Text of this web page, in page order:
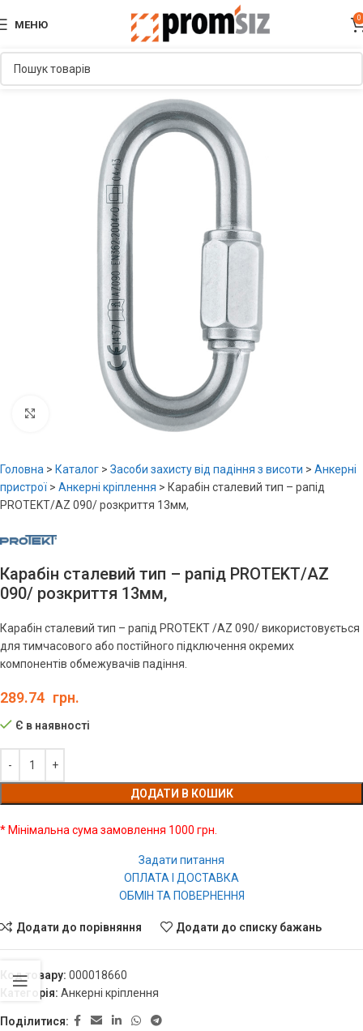
МЕНЮ
0
Головна > Каталог > Засоби захисту від падіння з висоти > Анкерні
пристрої > Анкерні кріплення > Карабін сталевий тип – рапід
PROTEKT/AZ 090/ розкриття 13мм,
Карабін сталевий тип – рапід PROTEKT/AZ
090/ розкриття 13мм,
Карабін сталевий тип – рапід PROTEKT /AZ 090/ використовується
для тимчасового або постійного підключення окремих
компонентів обмежувачів падіння.
289.74 грн.
Є в наявності
ДОДАТИ В КОШИК
* Мінімальна сума замовлення 1000 грн.
Задати питання
ОПЛАТА І ДОСТАВКА
ОБМІН ТА ПОВЕРНЕННЯ
Додати до порівняння Додати до списку бажань
Код товару: 000018660
Категорія: Анкерні кріплення
Поділитися: